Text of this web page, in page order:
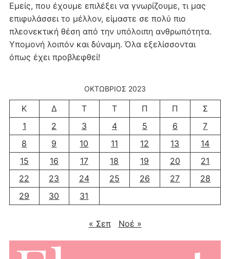
Εμείς, που έχουμε επιλέξει να γνωρίζουμε, τι μας
επιφυλάσσει το μέλλον, είμαστε σε πολύ πιο
πλεονεκτική θέση από την υπόλοιπη ανθρωπότητα.
Υπομονή λοιπόν και δύναμη. Όλα εξελίσσονται
όπως έχει προβλεφθεί!
ΟΚΤΏΒΡΙΟΣ 2023
Κ Δ Τ Τ Π Π
Σ
1
2 3 4 5 6
7
8
9 10 11 12 13
14
15
16 17 18 19 20
21
22
23 24 25 26 27
28
29
30 31
« Σεπ Νοέ »